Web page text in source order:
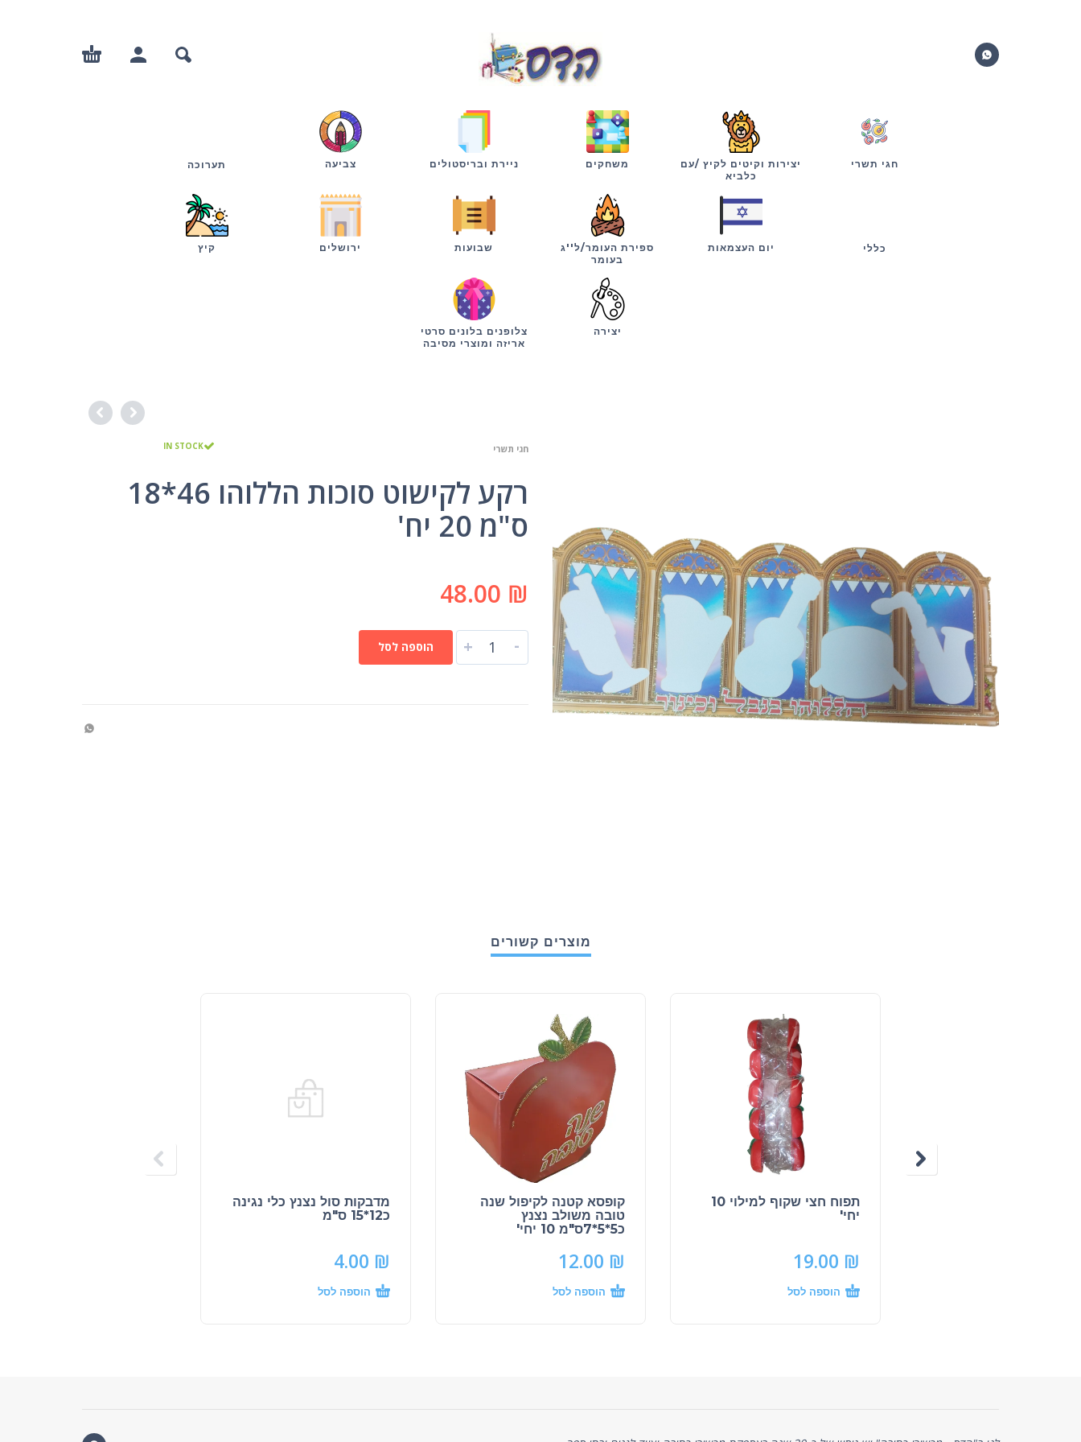
חגי תשרי
יצירות וקיטים לקיץ /עם
כלביא
משחקים ניירת ובריסטולים צביעה תערוכה
כללי יום העצמאות
ספירת העומר/ל''ג
בעומר
שבועות ירושלים קיץ
יצירה
צלופנים בלונים סרטי
אריזה ומוצרי מסיבה
חגי תשרי IN STOCK
רקע לקישוט סוכות הללוהו 46*18
ס"מ 20 יח'
48.00 ₪
-
+ הוספה לסל
מוצרים קשורים
תפוח חצי שקוף למילוי 10
יחי'
19.00 ₪
הוספה לסל
קופסא קטנה לקיפול שנה
טובה משולב נצנץ
כ5*5*7ס"מ 10 יחי'
12.00 ₪
הוספה לסל
מדבקות סול נצנץ כלי נגינה
כ12*15 ס"מ
4.00 ₪
הוספה לסל